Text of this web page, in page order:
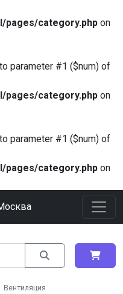
pages/category.php on
parameter #1 ($num) of
pages/category.php on
parameter #1 ($num) of
pages/category.php on
Вентиляция